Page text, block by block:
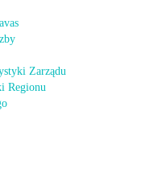
Zarządu
Regionu